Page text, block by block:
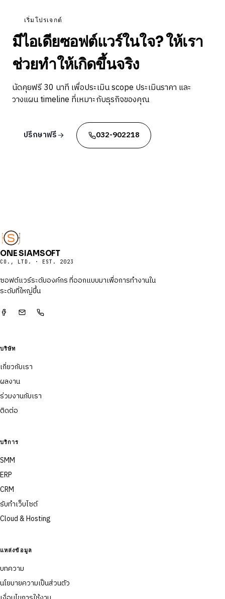
เริ่มโปรเจกต์
มีไอเดียซอฟต์แวร์ในใจ? ให้เรา
ช่วยทำให้เกิดขึ้นจริง
นัดคุยฟรี 30 นาที เพื่อประเมิน scope ประเมินราคา และ
วางแผน timeline ที่เหมาะกับธุรกิจของคุณ
ปรึกษาฟรี 032-902218
ONE SIAMSOFT
CO., LTD. · EST. 2023
ซอฟต์แวร์ระดับองค์กร ที่ออกแบบมาเพื่อการทำงานใน
ระดับที่ใหญ่ขึ้น
บริษัท
เกี่ยวกับเรา
ผลงาน
ร่วมงานกับเรา
ติดต่อ
บริการ
SMM
ERP
CRM
รับทำเว็บไซต์
Cloud & Hosting
แหล่งข้อมูล
บทความ
นโยบายความเป็นส่วนตัว